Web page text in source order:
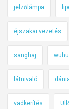
jelzőlámpa
éjszakai vezetés
sanghaj wuhu
látnivaló dánia
vadkerítés